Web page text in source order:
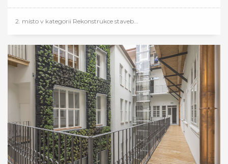
2. místo v kategorii Rekonstrukce staveb...